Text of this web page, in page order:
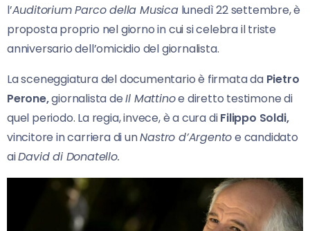
l’Auditorium Parco della Musicalunedì 22 settembre, è
proposta proprio nel giorno in cui si celebra il triste
anniversario dell’omicidio del giornalista.
La sceneggiatura del documentario è firmata da Pietro
Perone,giornalista deIl Mattinoe diretto testimone di
quel periodo. La regia, invece, è a cura diFilippo Soldi,
vincitore in carriera di unNastro d’Argentoe candidato
aiDavid di Donatello.